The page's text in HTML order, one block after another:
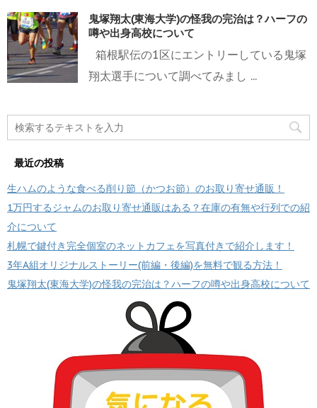
鬼塚翔太(東海大学)の怪我の完治は？ハーフの
噂や出身高校について
箱根駅伝の1区にエントリーしている鬼塚
翔太選手について調べてみまし ...
最近の投稿
生ハムのような食べる削り節（かつお節）のお取り寄せ通販！
1万円するジャムのお取り寄せ通販はある？在庫の有無や行列での紹
介について
札幌で鍵付き完全個室のネットカフェを写真付きで紹介します！
3年A組オリジナルストーリー(前編・後編)を無料で観る方法！
鬼塚翔太(東海大学)の怪我の完治は？ハーフの噂や出身高校について